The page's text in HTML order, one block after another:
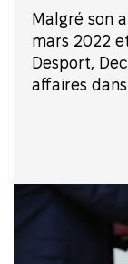
Malgré son
mars 2022
Desport,
affaires
système